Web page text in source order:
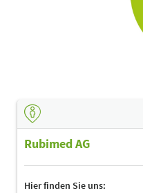
Rubimed AG
Hier finden Sie uns: